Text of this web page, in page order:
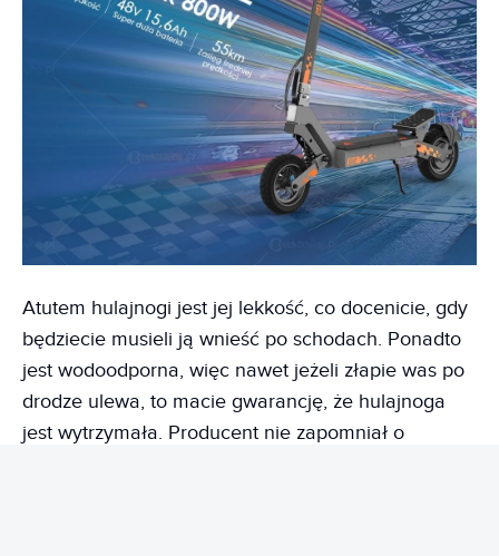
Atutem hulajnogi jest jej lekkość, co docenicie, gdy
będziecie musieli ją wnieść po schodach. Ponadto
jest wodoodporna, więc nawet jeżeli złapie was po
drodze ulewa, to macie gwarancję, że hulajnoga
jest wytrzymała. Producent nie zapomniał o